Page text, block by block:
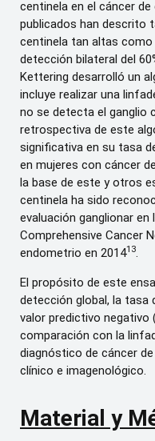
centinela en el cáncer
publicados han descrito
centinela tan altas como
detección bilateral del
Kettering desarrolló un
incluye realizar una
no se detecta el ganglio
retrospectiva de este
significativa en su tasa
en mujeres con cáncer
la base de este y otros
centinela ha sido
evaluación ganglionar en
Comprehensive Cancer
endometrio en 201413.
El propósito de este
detección global, la tasa
valor predictivo negativo
comparación con la
diagnóstico de cáncer
clínico e imagenológico.
Material y